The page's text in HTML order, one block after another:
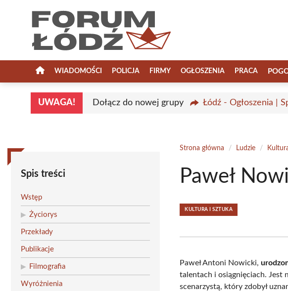
WIADOMOŚCI POLICJA FIRMY OGŁOSZENIA PRACA
UWAGA! Dołącz do nowej grupy Łódź - Ogłoszenia |
Spis treści
Wstęp
Życiorys
Przekłady
Publikacje
Filmografia
Wyróżnienia
Strona główna / Ludzie /
Paweł
KULTURA I SZTUKA
Paweł Antoni Nowicki,
talentach i osiągnięciach. Jest
scenarzystą, który zdobył